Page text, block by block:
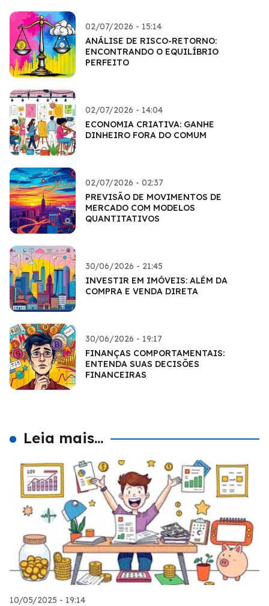
02/07/2026 - 15:14
ANÁLISE DE RISCO-RETORNO:
ENCONTRANDO O EQUILÍBRIO
PERFEITO
02/07/2026 - 14:04
ECONOMIA CRIATIVA: GANHE
DINHEIRO FORA DO COMUM
02/07/2026 - 02:37
PREVISÃO DE MOVIMENTOS DE
MERCADO COM MODELOS
QUANTITATIVOS
30/06/2026 - 21:45
INVESTIR EM IMÓVEIS: ALÉM DA
COMPRA E VENDA DIRETA
30/06/2026 - 19:17
FINANÇAS COMPORTAMENTAIS:
ENTENDA SUAS DECISÕES
FINANCEIRAS
Leia mais...
10/05/2025 - 19:14